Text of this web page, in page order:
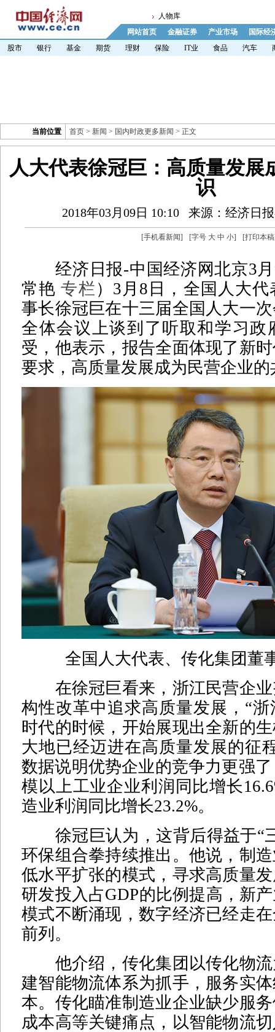
人物库
网站首页
金融证券 产业市场
国际经
股市
银行 基金 期货 理财 保险 IT业 食品 汽车
当前位置 首页 > 新闻 > 国内时政更多新闻 > 正文
人大代表徐冠巨：高质量发展
识
2018年03月09日 10:10 来源：经济日
[手机看新闻] [字号 大 中 小] [打印本稿
经济日报-中国经济网北京3月
常艳专栏 ）3月8日，全国人大
事长徐冠巨在十三届全国人大一
全体会议上谈到了听取和学习政
受，他表示，报告全面体现了新
要求，高质量发展成为民营企业的
全国人大代表、传化集团董
在徐冠巨看来，浙江民营企业
构性改革中追求高质量发展，“
时代的时候，开始展现出全新的
大地已经迈进在高质量发展的征
数据说明优势企业的竞争力更强
模以上工业企业利润同比增长
造业利润同比增长23.2%。
徐冠巨认为，这背后得益于“
环保组合拳持续推出。他说，制
低水平扩张的模式，寻求高质量
研发投入占GDP的比例提高，新
模式不断涌现，数字经济已经走
前列。
他介绍，传化集团以传化物流
建智能物流体系为抓手，服务实
本。传化瞄准制造业企业缺少服
成本高等关键痛点，以智能物流